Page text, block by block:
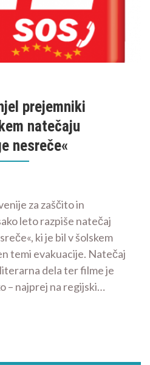
prejemniki
natečaju
nesreče«
za zaščito in
leto razpiše natečaj
ki je bil v šolskem
temi evakuacije. Natečaj
dela ter filme je
– najprej na regijski…